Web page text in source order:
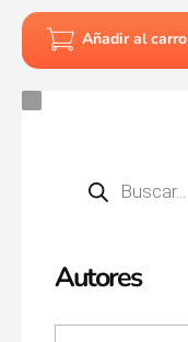
Autores
Añadir al carro